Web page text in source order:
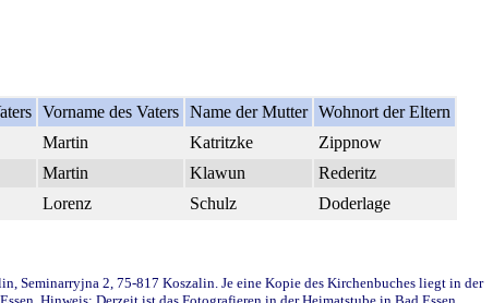
Vorname des Vaters Name der Mutter Wohnort der Eltern
Martin Katritzke
Zippnow
Martin Klawun
Rederitz
Lorenz Schulz Doderlage
Seminarryjna 2, 75-817 Koszalin. Je eine Kopie des Kirchenbuches liegt in der